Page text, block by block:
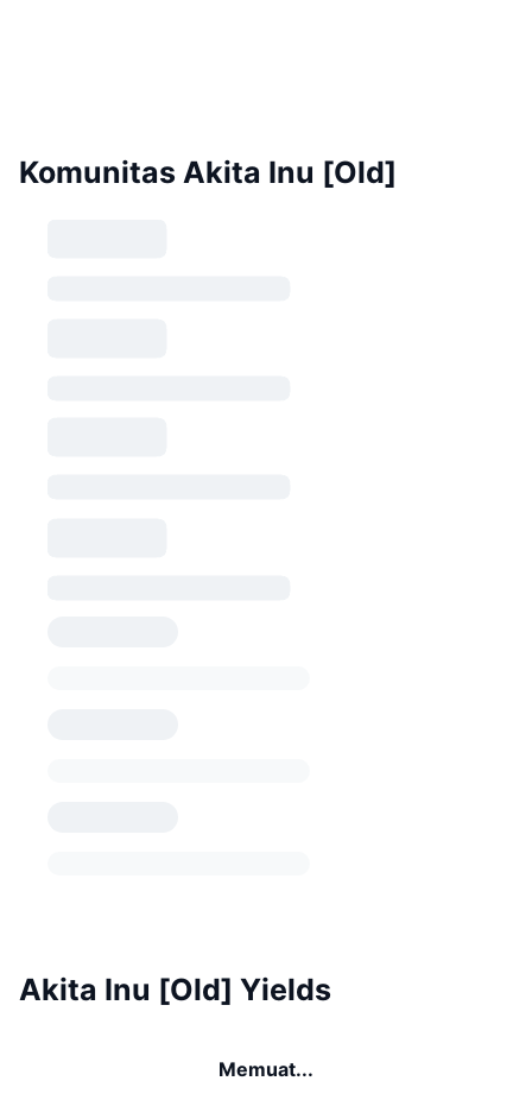
Komunitas Akita Inu [Old]
Akita Inu [Old] Yields
Memuat...